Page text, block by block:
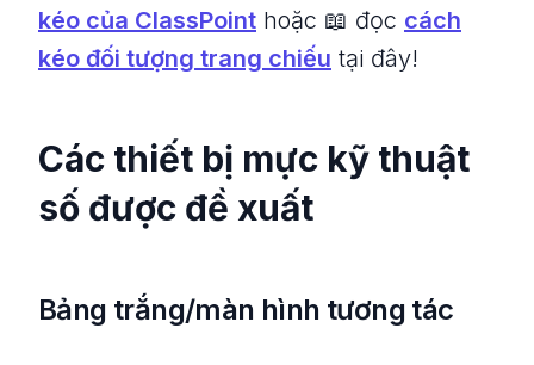
kéo của ClassPoint hoặc 📖 đọc cách
kéo đối tượng trang chiếu tại đây!
Các thiết bị mực kỹ thuật
số được đề xuất
Bảng trắng/màn hình tương tác